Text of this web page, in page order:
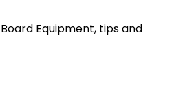
Equipment, tips and